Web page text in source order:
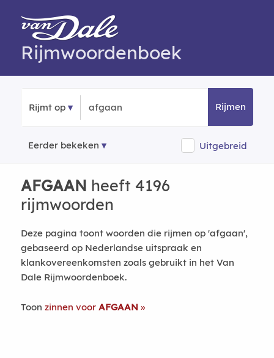
Rijmwoordenboek
Rijmt op Rijmen
Eerder bekeken Uitgebreid
AFGAAN heeft 4196
rijmwoorden
Deze pagina toont woorden die rijmen op 'afgaan',
gebaseerd op Nederlandse uitspraak en
klankovereenkomsten zoals gebruikt in het Van
Dale Rijmwoordenboek.
Toon zinnen voor AFGAAN